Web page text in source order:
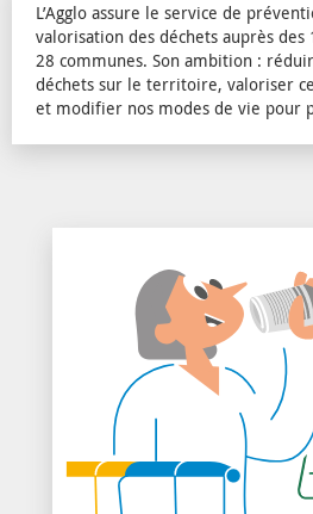
L’Agglo assure le service de
valorisation des déchets auprès des
28 communes. Son ambition :
déchets sur le territoire, valoriser
et modifier nos modes de vie pour